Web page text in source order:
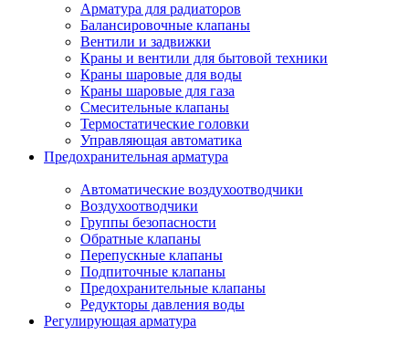
Арматура для радиаторов
Балансировочные клапаны
Вентили и задвижки
Краны и вентили для бытовой техники
Краны шаровые для воды
Краны шаровые для газа
Смесительные клапаны
Термостатические головки
Управляющая автоматика
Предохранительная арматура
Автоматические воздухоотводчики
Воздухоотводчики
Группы безопасности
Обратные клапаны
Перепускные клапаны
Подпиточные клапаны
Предохранительные клапаны
Редукторы давления воды
Регулирующая арматура